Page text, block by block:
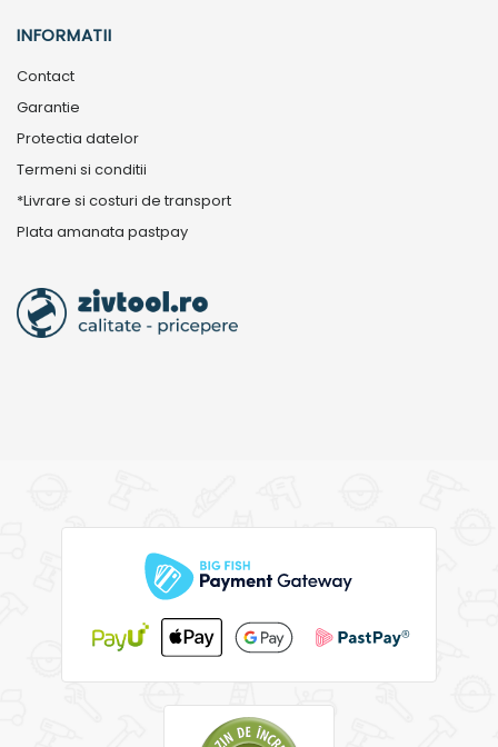
INFORMATII
Contact
Garantie
Protectia datelor
Termeni si conditii
*Livrare si costuri de transport
Plata amanata pastpay